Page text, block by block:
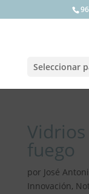
Seleccionar
fuego
por José
Innovación,